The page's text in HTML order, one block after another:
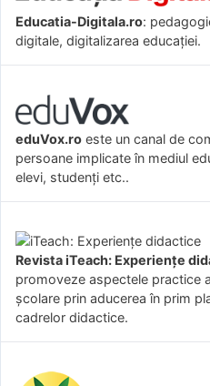
Educatia-Digitala.ro:
digitale, digitalizarea educației.
eduVox.ro este un canal de
persoane implicate în mediul
elevi, studenți etc..
Revista iTeach: Experienţe
promoveze aspectele practice
şcolare prin aducerea în prim
cadrelor didactice.